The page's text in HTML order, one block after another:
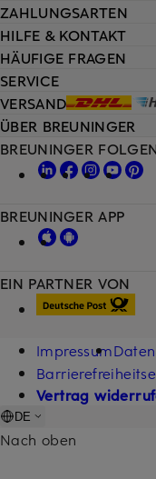
HILFE & KONTAKT
HÄUFIGE FRAGEN
SERVICE
VERSAND
ZAHLUNGSARTEN
ÜBER BREUNINGER
EIN PARTNER VON
BREUNINGER
BREUNINGER APP
Impressum
Vertrag
DE
Nach oben